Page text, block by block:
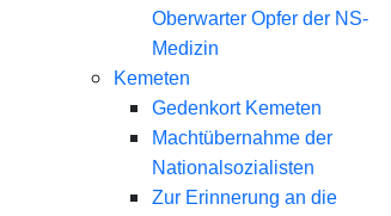
Oberwarter Opfer der NS-
Medizin
Kemeten
Gedenkort Kemeten
Machtübernahme der
Nationalsozialisten
Zur Erinnerung an die